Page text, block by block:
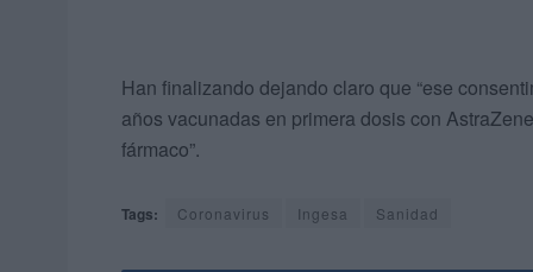
Han finalizando dejando claro que “ese
años vacunadas en primera dosis con
fármaco”.
Tags: Coronavirus Ingesa Sanidad